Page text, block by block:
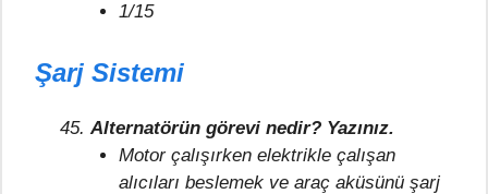
1/15
Şarj Sistemi
Alternatörün görevi nedir? Yazınız.
Motor çalışırken elektrikle çalışan
alıcıları beslemek ve araç aküsünü şarj